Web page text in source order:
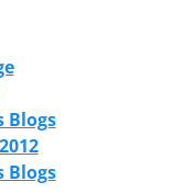
Blogs
Blogs